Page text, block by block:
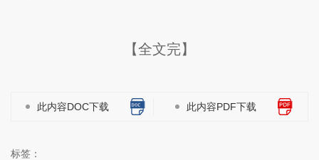
【全文完】
此内容DOC下载 此内容PDF下载
标签：